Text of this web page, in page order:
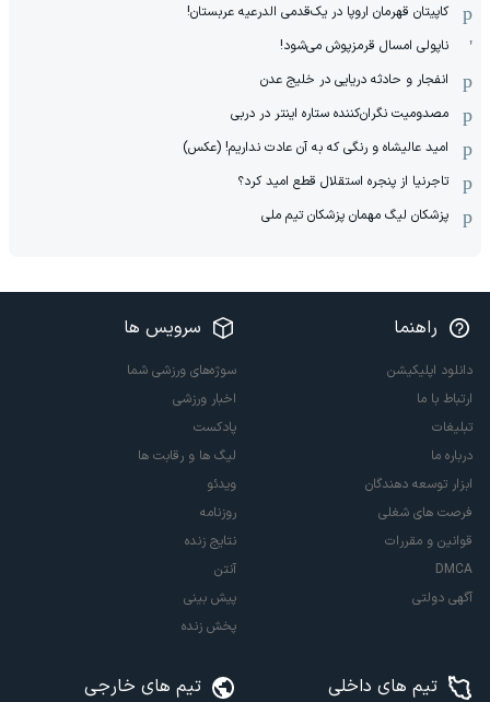
کاپیتان قهرمان اروپا در یک‌قدمی الدرعیه عربستان!
ناپولی امسال قرمزپوش می‌شود!
انفجار و حادثه دریایی در خلیج عدن
مصدومیت نگران‌کننده ستاره اینتر در دربی
امید عالیشاه و رنگی که به آن عادت نداریم! (عکس)
تاجرنیا از پنجره استقلال قطع امید کرد؟
پزشکان لیگ مهمان پزشکان تیم ملی
راهنما
دانلود اپلیکیشن
ارتباط با ما
تبلیغات
درباره ما
ابزار توسعه دهندگان
فرصت های شغلی
قوانین و مقررات
DMCA
آگهی دولتی
سرویس ها
سوژه‌های ورزشی شما
اخبار ورزشی
پادکست
لیگ ها و رقابت ها
ویدئو
روزنامه
نتایج زنده
آنتن
پیش بینی
پخش زنده
تیم های داخلی تیم های خارجی